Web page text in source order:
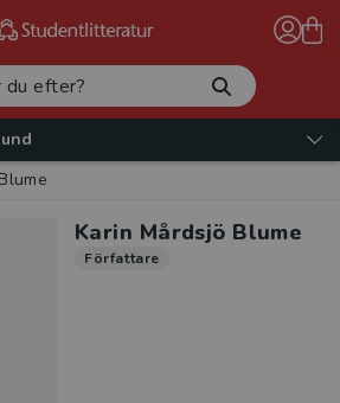
Karin Mårdsjö Blume
Författare